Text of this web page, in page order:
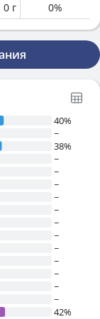
0 г 0%
40%
~
38%
~
~
~
~
~
~
~
~
~
~
~
~
42%